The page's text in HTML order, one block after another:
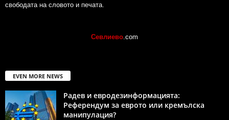
свободата на словото и печата.
Севлиево .com
EVEN MORE NEWS
Радев и евродезинформацията:
Референдум за еврото или кремълска
манипулация?